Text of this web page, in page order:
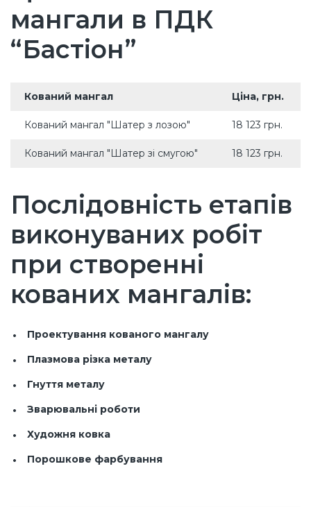
мангали в ПДК
“Бастіон”
Кований мангал Ціна, грн.
Кований мангал "Шатер з лозою" 18 123 грн.
Кований мангал "Шатер зі смугою" 18 123 грн.
Послідовність етапів
виконуваних робіт
при створенні
кованих мангалів:
Проектування кованого мангалу
Плазмова різка металу
Гнуття металу
Зварювальні роботи
Художня ковка
Порошкове фарбування